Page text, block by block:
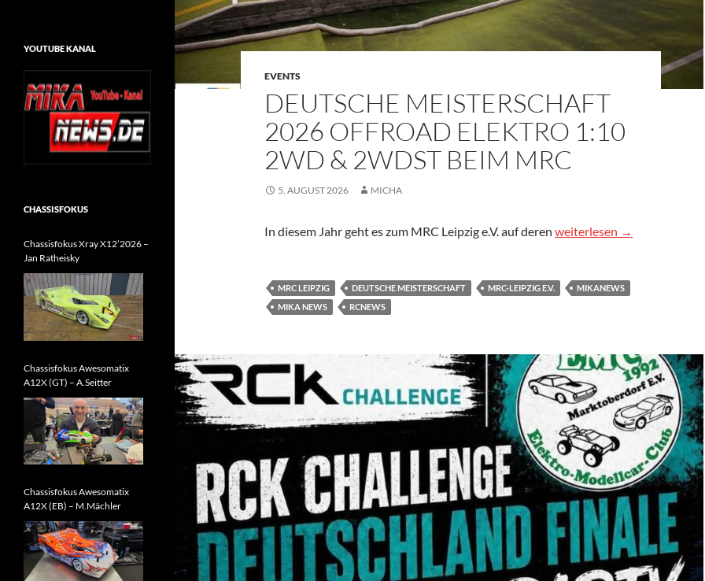
EVENTS
DEUTSCHE MEISTERSCHAFT
2026 OFFROAD ELEKTRO 1:10
2WD & 2WDST BEIM MRC
5. AUGUST 2026 MICHA
In diesem Jahr geht es zum MRC Leipzig e.V. auf deren Deutsche Meisterschaft
weiterlesen →
MRC LEIPZIG DEUTSCHE MEISTERSCHAFT MRC-LEIPZIG E.V.
MIKANEWS
MIKA NEWS
RCNEWS
YOUTUBE KANAL
CHASSISFOKUS
Chassisfokus Xray X12’2026 –
Jan Ratheisky
Chassisfokus Awesomatix
A12X (GT) – A.Seitter
Chassisfokus Awesomatix
A12X (EB) – M.Mächler